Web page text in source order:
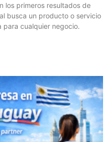
los primeros resultados de
busca un producto o servicio
para cualquier negocio.